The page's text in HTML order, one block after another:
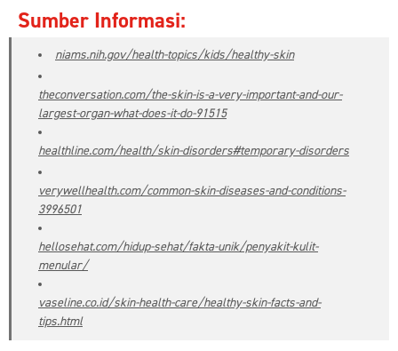
Sumber Informasi:
niams.nih.gov/health-topics/kids/healthy-skin
theconversation.com/the-skin-is-a-very-important-and-our-
largest-organ-what-does-it-do-91515
healthline.com/health/skin-disorders#temporary-disorders
verywellhealth.com/common-skin-diseases-and-conditions-
3996501
hellosehat.com/hidup-sehat/fakta-unik/penyakit-kulit-
menular/
vaseline.co.id/skin-health-care/healthy-skin-facts-and-
tips.html